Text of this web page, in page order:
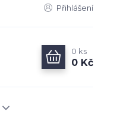
Přihlášení
0 ks
0 Kč